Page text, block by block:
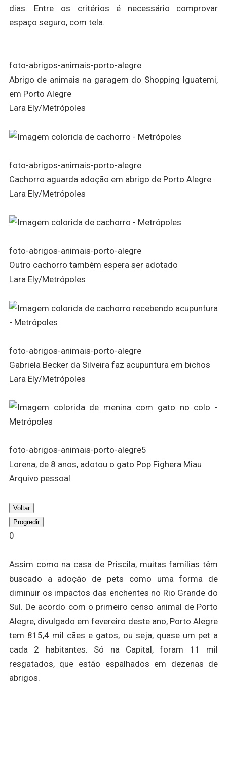
dias. Entre os critérios é necessário comprovar
espaço seguro, com tela.
foto-abrigos-animais-porto-alegre
Abrigo de animais na garagem do Shopping Iguatemi,
em Porto Alegre
Lara Ely/Metrópoles
foto-abrigos-animais-porto-alegre
Cachorro aguarda adoção em abrigo de Porto Alegre
Lara Ely/Metrópoles
foto-abrigos-animais-porto-alegre
Outro cachorro também espera ser adotado
Lara Ely/Metrópoles
foto-abrigos-animais-porto-alegre
Gabriela Becker da Silveira faz acupuntura em bichos
Lara Ely/Metrópoles
foto-abrigos-animais-porto-alegre5
Lorena, de 8 anos, adotou o gato Pop Fighera Miau
Arquivo pessoal
Voltar
Progredir
0
Assim como na casa de Priscila, muitas famílias têm
buscado a adoção de pets como uma forma de
diminuir os impactos das enchentes no Rio Grande do
Sul. De acordo com o primeiro censo animal de Porto
Alegre, divulgado em fevereiro deste ano, Porto Alegre
tem 815,4 mil cães e gatos, ou seja, quase um pet a
cada 2 habitantes. Só na Capital, foram 11 mil
resgatados, que estão espalhados em dezenas de
abrigos.